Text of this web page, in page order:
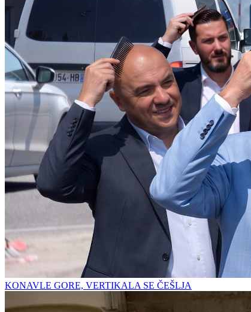
KONAVLE GORE, VERTIKALA SE ČEŠLJA